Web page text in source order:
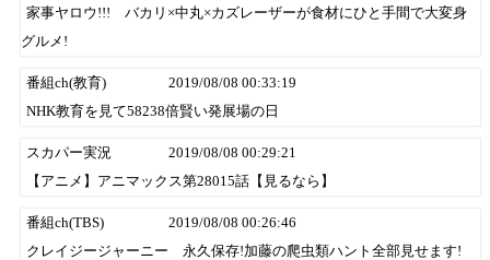
家事ヤロウ!!! バカリ×中丸×カズレーザーが食材にひと手間で大変身
グルメ!
番組ch(教育)
2019/08/08 00:33:19
NHK教育を見て58238倍賢い発展場の日
スカパー実況
2019/08/08 00:29:21
【アニメ】アニマックス第28015話【見るなら】
番組ch(TBS)
2019/08/08 00:26:46
クレイジージャーニー 永久保存!加藤の爬虫類ハント全部見せます!